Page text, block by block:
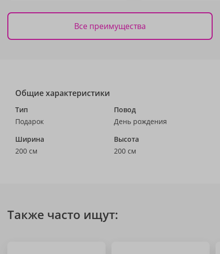
Все преимущества
Общие характеристики
Тип
Подарок
Повод
День рождения
Ширина
200 см
Высота
200 см
Также часто ищут: